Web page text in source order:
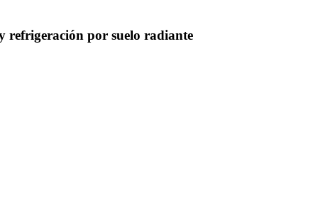
refrigeración por suelo radiante